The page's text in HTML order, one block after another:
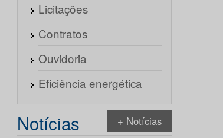
Licitações
Contratos
Ouvidoria
Eficiência energética
Notícias + Notícias